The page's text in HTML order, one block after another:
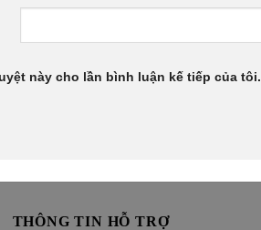
này cho lần bình luận kế tiếp của tôi.
THÔNG TIN HỖ TRỢ